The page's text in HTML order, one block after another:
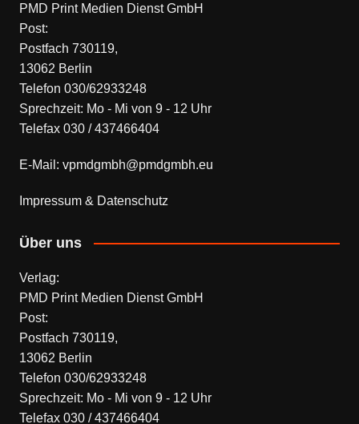
PMD Print Medien Dienst GmbH
Post:
Postfach 730119,
13062 Berlin
Telefon 030/62933248
Sprechzeit: Mo - Mi von 9 - 12 Uhr
Telefax 030 / 437466404
E-Mail: vpmdgmbh@pmdgmbh.eu
Impressum & Datenschutz
Über uns
Verlag:
PMD Print Medien Dienst GmbH
Post:
Postfach 730119,
13062 Berlin
Telefon 030/62933248
Sprechzeit: Mo - Mi von 9 - 12 Uhr
Telefax 030 / 437466404